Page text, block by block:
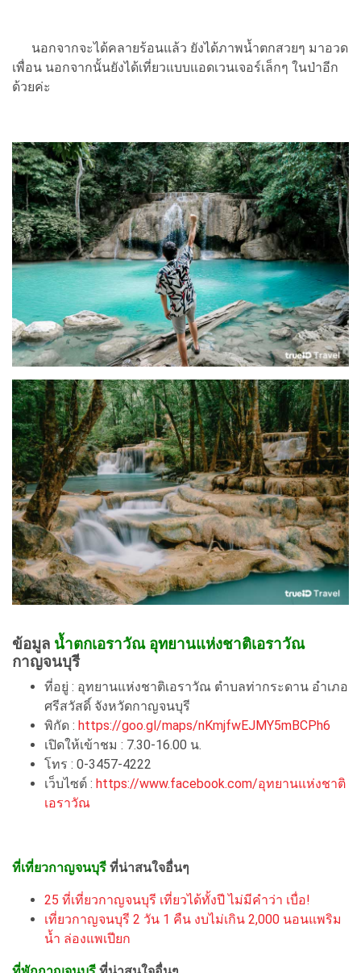
นอกจากจะได้คลายร้อนแล้ว ยังได้ภาพน้ำตกสวยๆ มาอวด
เพื่อน นอกจากนั้นยังได้เที่ยวแบบแอดเวนเจอร์เล็กๆ ในป่าอีก
ด้วยค่ะ
ข้อมูล น้ำตกเอราวัณ อุทยานแห่งชาติเอราวัณ
กาญจนบุรี
ที่อยู่ : อุทยานแห่งชาติเอราวัณ ตำบลท่ากระดาน อำเภอ
ศรีสวัสดิ์ จังหวัดกาญจนบุรี
พิกัด : https://goo.gl/maps/nKmjfwEJMY5mBCPh6
เปิดให้เข้าชม : 7.30-16.00 น.
โทร : 0-3457-4222
เว็บไซต์ : https://www.facebook.com/อุทยานแห่งชาติ
เอราวัณ
ที่เที่ยวกาญจนบุรี ที่น่าสนใจอื่นๆ
25 ที่เที่ยวกาญจนบุรี เที่ยวได้ทั้งปี ไม่มีคำว่า เบื่อ!
เที่ยวกาญจนบุรี 2 วัน 1 คืน งบไม่เกิน 2,000 นอนแพริม
น้ำ ล่องแพเปียก